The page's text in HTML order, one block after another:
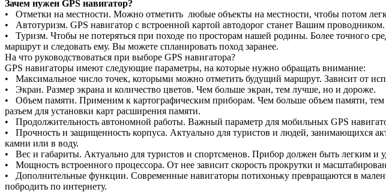
Зачем нужен GPS навигатор?
• Отметки на местности. Можно отметить любые объекты на местности, чтобы потом
• Автотуризм. GPS навигатор с встроенной картой автодорог станет Вашим
• Туризм. Чтобы не потеряться при походе по просторам нашей родины. Более точного
маршрут и следовать ему. Вы можете спланировать поход заранее.
На что руководствоваться при выборе GPS навигатора?
GPS навигаторы имеют следующие параметры, на которые нужно обращать внимание:
• Максимальное число точек, которыми можно отметить будущий маршрут. Зависит от
• Экран. Размер экрана и количество цветов. Чем больше экран, тем лучше, но и дороже.
• Объем памяти. Применим к картографическим приборам. Чем больше объем памяти,
разъем для установки карт расширения памяти.
• Продолжительность автономной работы. Важный параметр для мобильных GPS
• Прочность и защищенность корпуса. Актуально для туристов и людей, занимающихся
камни или в воду.
• Вес и габариты. Актуально для туристов и спортсменов. Прибор должен быть легким и
• Мощность встроенного процессора. От нее зависит скорость прокрутки и
• Дополнительные функции. Современные навигаторы потихоньку превращаются в
побродить по интернету.